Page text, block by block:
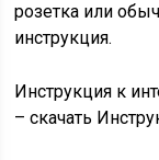
розетка или
инструкция.
Инструкция к
– скачать